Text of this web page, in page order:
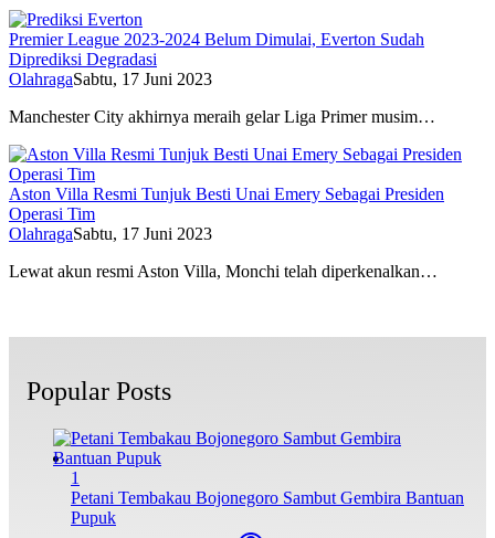
Premier League 2023-2024 Belum Dimulai, Everton Sudah
Diprediksi Degradasi
OlahragaSabtu, 17 Juni 2023
Manchester City akhirnya meraih gelar Liga Primer musim…
Aston Villa Resmi Tunjuk Besti Unai Emery Sebagai Presiden
Operasi Tim
OlahragaSabtu, 17 Juni 2023
Lewat akun resmi Aston Villa, Monchi telah diperkenalkan…
Popular Posts
1
Petani Tembakau Bojonegoro Sambut Gembira Bantuan
Pupuk